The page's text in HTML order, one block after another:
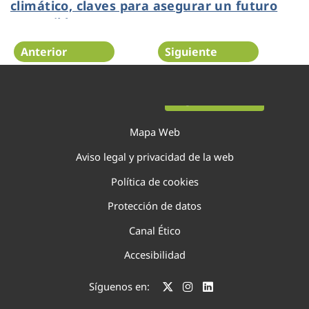
climático, claves para asegurar un futuro
sostenible
Anterior Siguiente
Mapa Web
Aviso legal y privacidad de la web
Política de cookies
Protección de datos
Canal Ético
Accesibilidad
Síguenos en: